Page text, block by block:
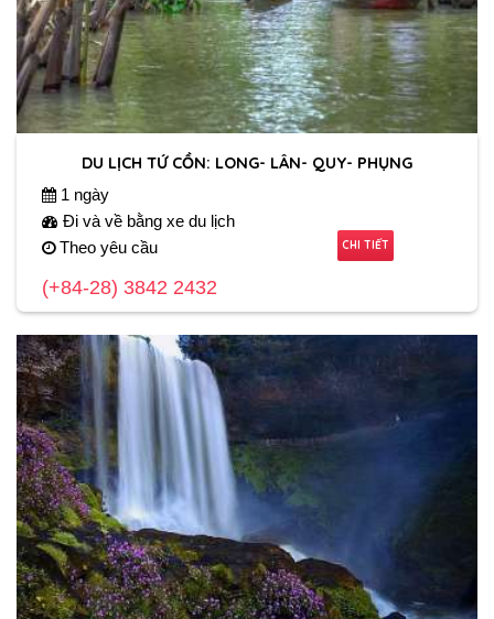
DU LỊCH TỨ CỒN: LONG- LÂN- QUY- PHỤNG
1 ngày
Đi và về bằng xe du lịch
Theo yêu cầu
(+84-28) 3842 2432
CHI TIẾT